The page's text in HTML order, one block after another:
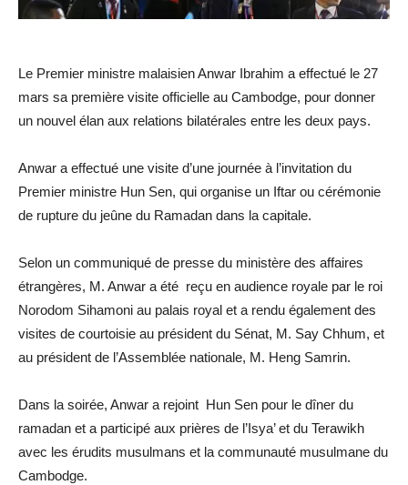
Le Premier ministre malaisien Anwar Ibrahim a effectué le 27
mars sa première visite officielle au Cambodge, pour donner
un nouvel élan aux relations bilatérales entre les deux pays.
Anwar a effectué une visite d’une journée à l’invitation du
Premier ministre Hun Sen, qui organise un Iftar ou cérémonie
de rupture du jeûne du Ramadan dans la capitale.
Selon un communiqué de presse du ministère des affaires
étrangères, M. Anwar a été reçu en audience royale par le roi
Norodom Sihamoni au palais royal et a rendu également des
visites de courtoisie au président du Sénat, M. Say Chhum, et
au président de l’Assemblée nationale, M. Heng Samrin.
Dans la soirée, Anwar a rejoint Hun Sen pour le dîner du
ramadan et a participé aux prières de l’Isya’ et du Terawikh
avec les érudits musulmans et la communauté musulmane du
Cambodge.